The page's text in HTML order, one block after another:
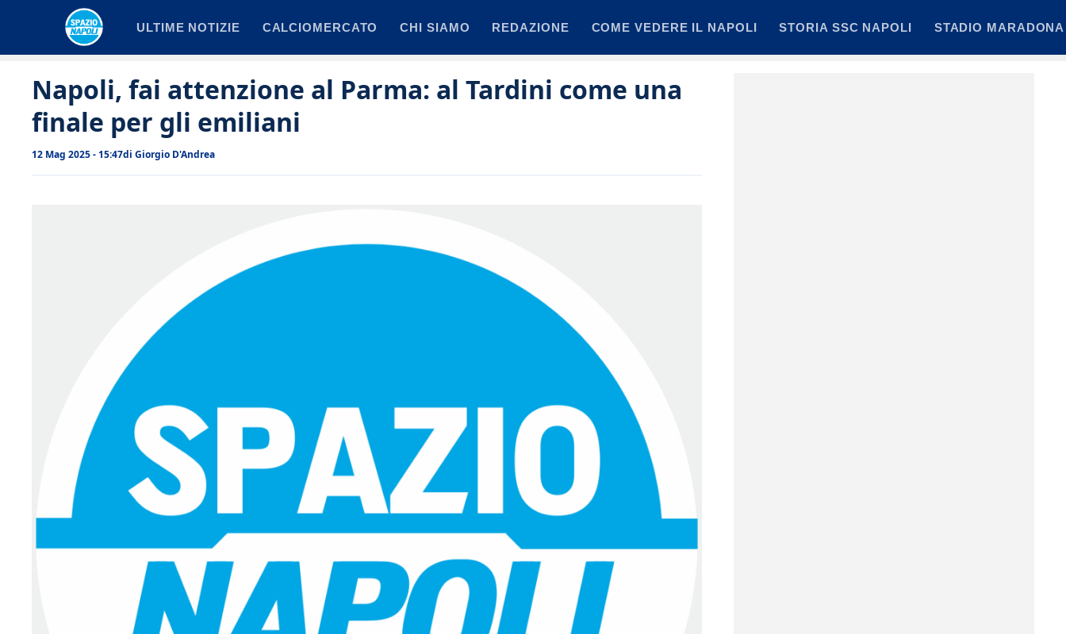
ULTIME NOTIZIE CALCIOMERCATO CHI SIAMO REDAZIONE COME VEDERE IL NAPOLI STORIA SSC NAPOLI STADIO MARADONA
Napoli, fai attenzione al Parma: al Tardini come una
finale per gli emiliani
12 Mag 2025 - 15:47di Giorgio D'Andrea